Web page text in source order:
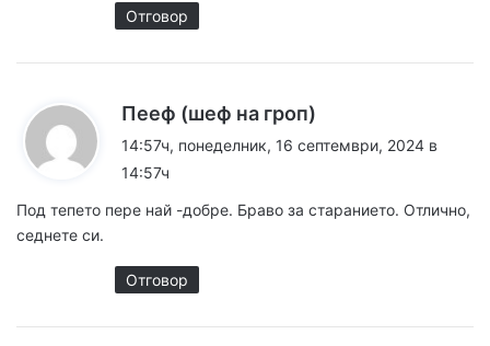
Отговор
Пееф (шеф на гроп)
14:57ч, понеделник, 16 септември, 2024 в
14:57ч
Под тепето пере най -добре. Браво за старанието. Отлично,
седнете си.
Отговор